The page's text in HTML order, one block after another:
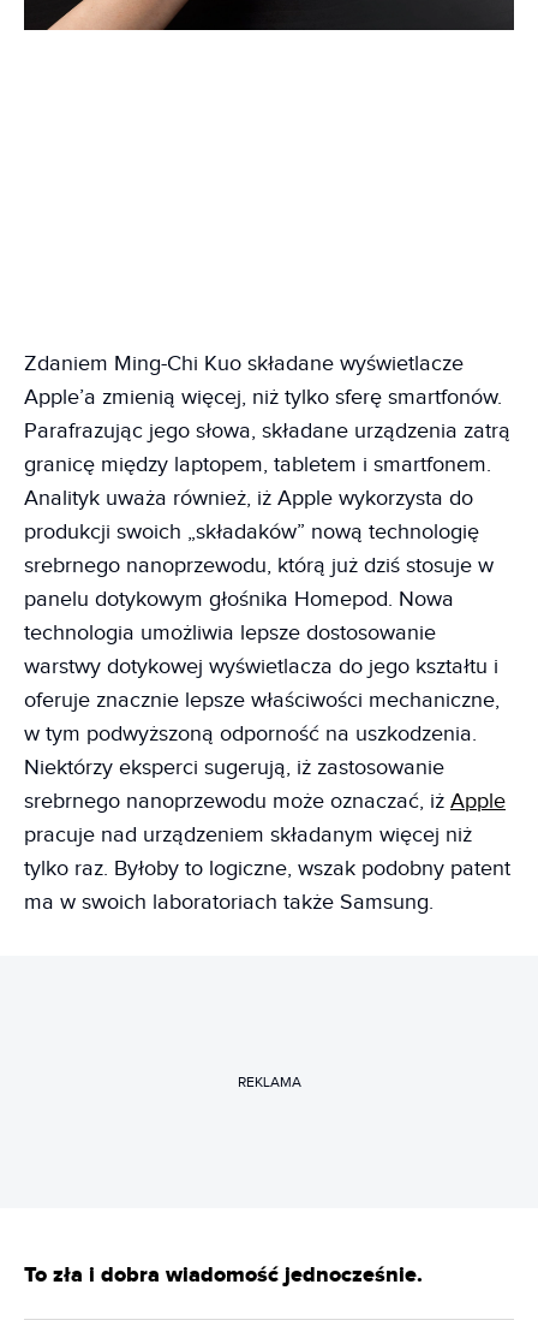
Zdaniem Ming-Chi Kuo składane wyświetlacze
Apple’a zmienią więcej, niż tylko sferę smartfonów.
Parafrazując jego słowa, składane urządzenia zatrą
granicę między laptopem, tabletem i smartfonem.
Analityk uważa również, iż Apple wykorzysta do
produkcji swoich „składaków” nową technologię
srebrnego nanoprzewodu, którą już dziś stosuje w
panelu dotykowym głośnika Homepod. Nowa
technologia umożliwia lepsze dostosowanie
warstwy dotykowej wyświetlacza do jego kształtu i
oferuje znacznie lepsze właściwości mechaniczne,
w tym podwyższoną odporność na uszkodzenia.
Niektórzy eksperci sugerują, iż zastosowanie
srebrnego nanoprzewodu może oznaczać, iż Apple
pracuje nad urządzeniem składanym więcej niż
tylko raz. Byłoby to logiczne, wszak podobny patent
ma w swoich laboratoriach także Samsung.
REKLAMA
To zła i dobra wiadomość jednocześnie.